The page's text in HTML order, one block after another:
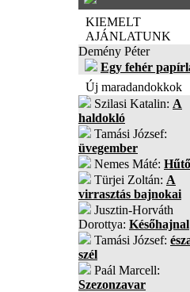
KIEMELT
AJÁNLATUNK
Demény Péter
Egy fehér
Új maradandokkok
Szilasi Katalin: A
haldokló
Tamási József:
üvegember
Nemes Máté:
Türjei Zoltán: A
virrasztás bajnokai
Jusztin-Horváth
Dorottya: Későhajnal
Tamási József:
szél
Paál Marcell:
Szezonzavar